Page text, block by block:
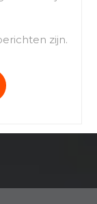
zijn.